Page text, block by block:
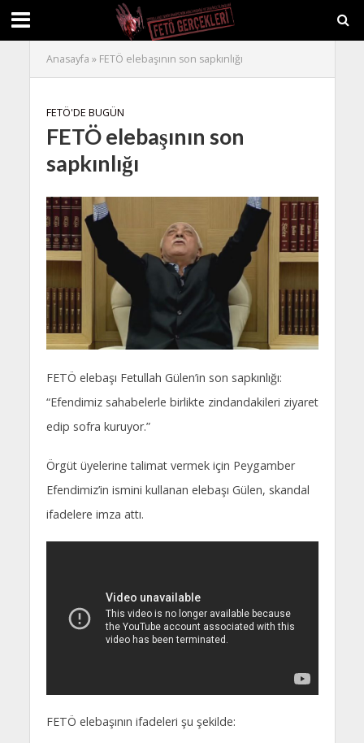
Anasayfa » FETÖ elebaşının son sapkınlığı
FETÖ'DE BUGÜN
FETÖ elebaşının son
sapkınlığı
FETÖ elebaşı Fetullah Gülen’in son sapkınlığı:
“Efendimiz sahabelerle birlikte zindandakileri ziyaret
edip sofra kuruyor.”
Örgüt üyelerine talimat vermek için Peygamber
Efendimiz’in ismini kullanan elebaşı Gülen, skandal
ifadelere imza attı.
FETÖ elebaşının ifadeleri şu şekilde: